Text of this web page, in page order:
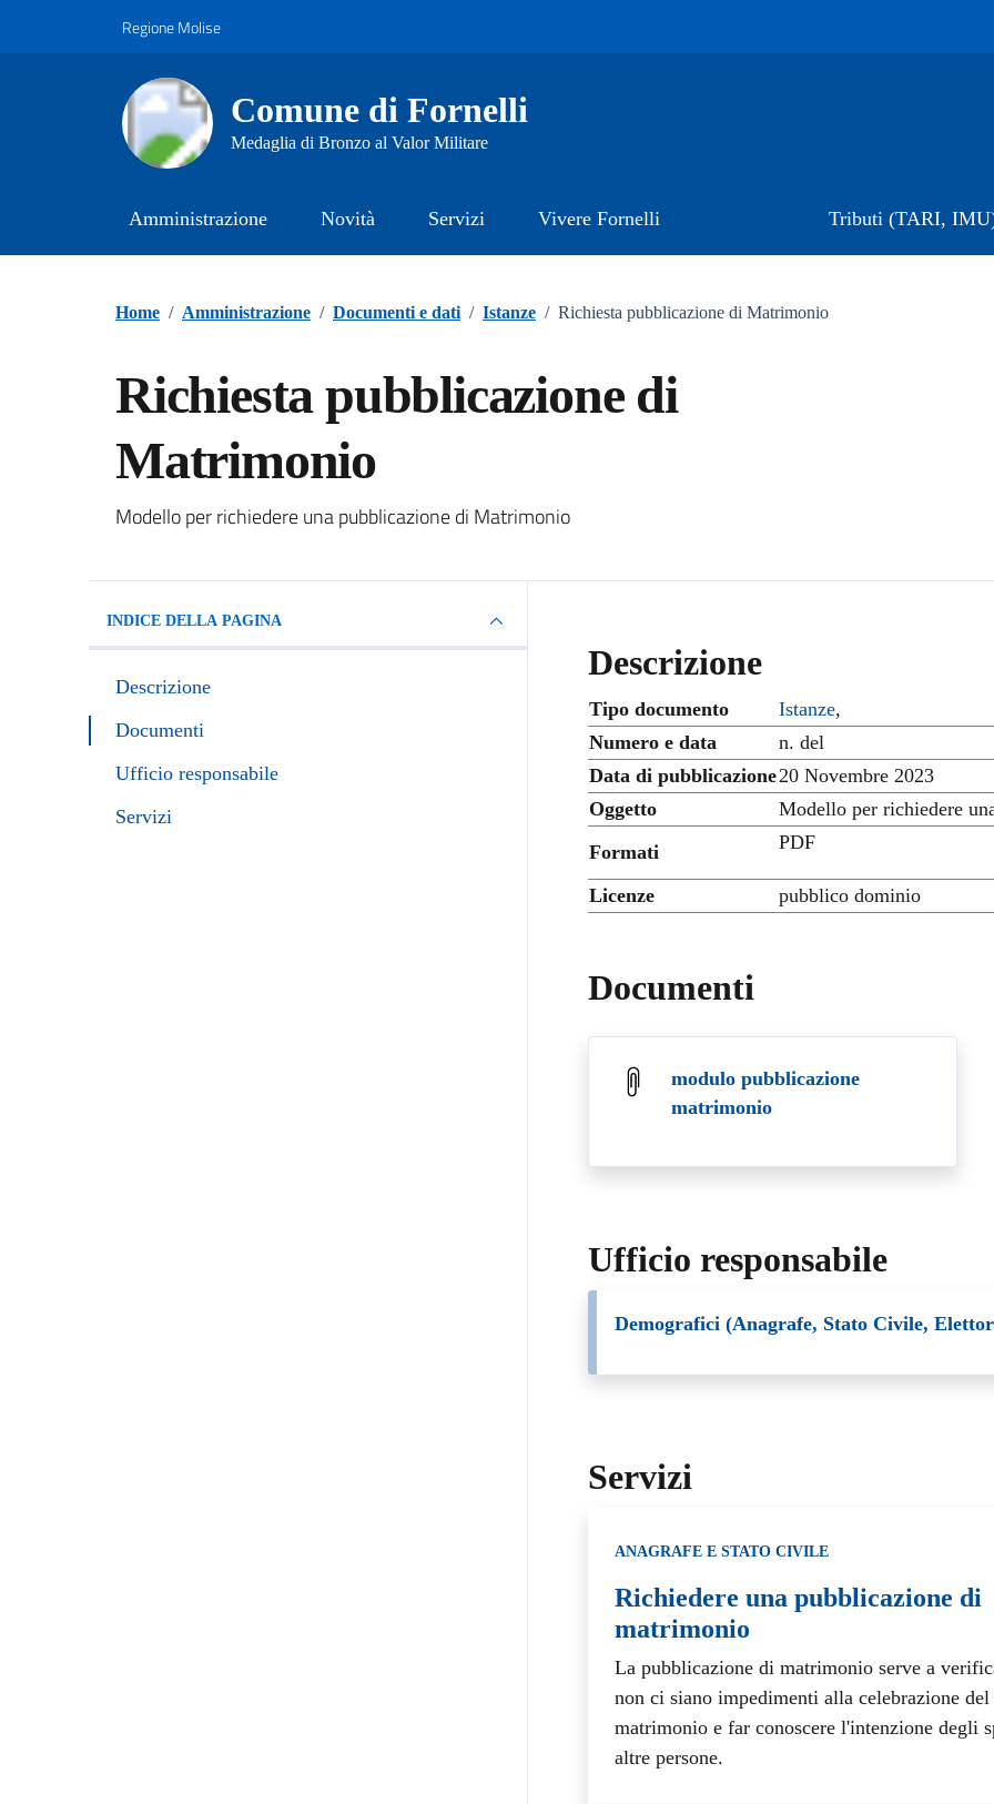
Regione Molise
Comune di Fornelli
Medaglia di Bronzo al Valor Militare
Amministrazione Novità Servizi Vivere Fornelli Tributi (TARI,
Home / Amministrazione / Documenti e dati / Istanze / Richiesta pubblicazione di Matrimonio
Richiesta pubblicazione di
Matrimonio
Dettagli del documento
Modello per richiedere una pubblicazione di Matrimonio
INDICE DELLA PAGINA
Descrizione
Documenti
Ufficio responsabile
Servizi
Descrizione
Tipo documento Istanze,
Numero e data
n. del
Data di pubblicazione20 Novembre 2023
Oggetto
Modello per richiedere
Formati
PDF
Licenze pubblico dominio
Documenti
modulo pubblicazione
matrimonio
Ufficio responsabile
Demografici (Anagrafe, Stato Civile,
Servizi
Categoria:
ANAGRAFE E STATO CIVILE
Richiedere una pubblicazione di
matrimonio
La pubblicazione di matrimonio serve a
non ci siano impedimenti alla celebrazione del
matrimonio e far conoscere l'intenzione degli
altre persone.